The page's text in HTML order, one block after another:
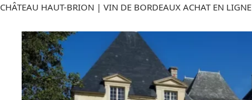
CHÂTEAU HAUT-BRION | VIN DE BORDEAUX ACHAT EN LIGNE